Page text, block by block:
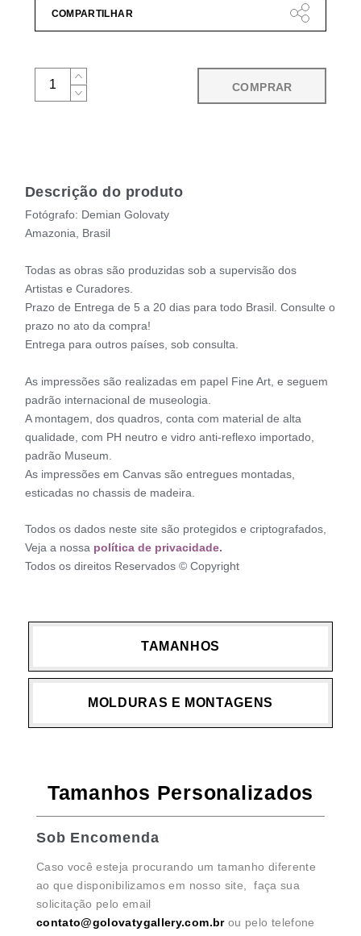
COMPARTILHAR
COMPRAR
Descrição do produto
Fotógrafo: Demian Golovaty
Amazonia, Brasil
Todas as obras são produzidas sob a supervisão dos
Artistas e Curadores.
Prazo de Entrega de 5 a 20 dias para todo Brasil. Consulte o
prazo no ato da compra!
Entrega para outros países, sob consulta.
As impressões são realizadas em papel Fine Art, e seguem
padrão internacional de museologia.
A montagem, dos quadros, conta com material de alta
qualidade, com PH neutro e vidro anti-reflexo importado,
padrão Museum.
As impressões em Canvas são entregues montadas,
esticadas no chassis de madeira.
Todos os dados neste site são protegidos e criptografados,
Veja a nossa política de privacidade.
Todos os direitos Reservados © Copyright
TAMANHOS
MOLDURAS E MONTAGENS
Tamanhos Personalizados
Sob Encomenda
Caso você esteja procurando um tamanho diferente
ao que disponibilizamos em nosso site, faça sua
solicitação pelo email
contato@golovatygallery.com.brou pelo telefone